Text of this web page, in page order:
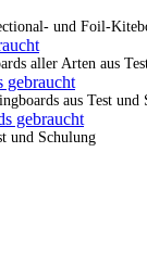
und Foil-
aller Arten aus
gebraucht
aus Test und
gebraucht
und Schulung